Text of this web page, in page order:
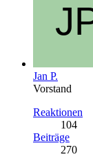
Jan P.
Vorstand
Reaktionen
104
Beiträge
270